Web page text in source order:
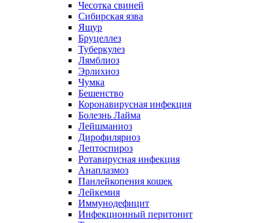
Чесотка свиней
Сибирская язва
Ящур
Бруцеллез
Туберкулез
Лямблиоз
Эрлихиоз
Чумка
Бешенство
Коронавирусная инфекция
Болезнь Лайма
Лейшманиоз
Дирофиляриоз
Лептоспироз
Ротавирусная инфекция
Анаплазмоз
Панлейкопения кошек
Лейкемия
Иммунодефицит
Инфекционный перитонит